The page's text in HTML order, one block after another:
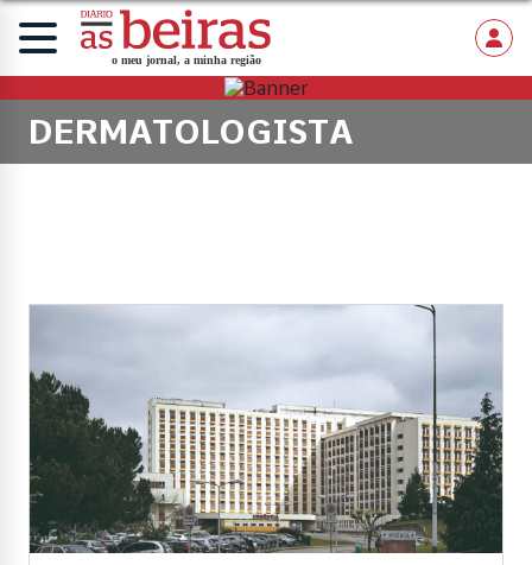
DERMATOLOGISTA